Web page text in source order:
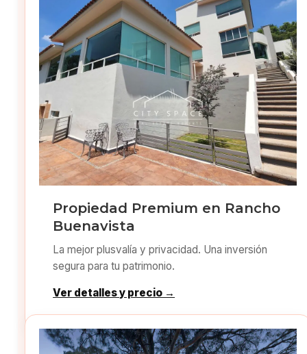
Propiedad Premium en Rancho
Buenavista
La mejor plusvalía y privacidad. Una inversión
segura para tu patrimonio.
Ver detalles y precio →